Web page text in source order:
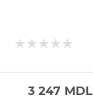
3 247 MDL